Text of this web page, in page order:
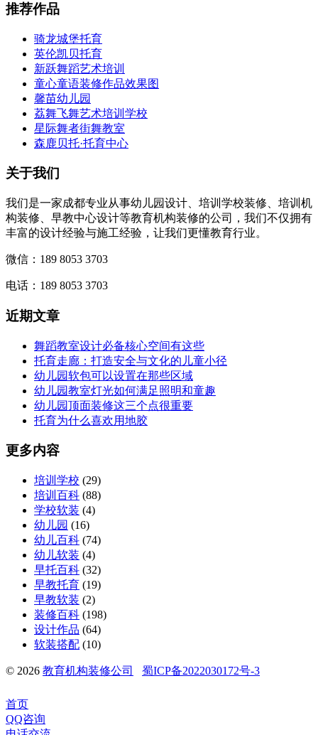
推荐作品
骑龙城堡托育
英伦凯贝托育
新跃舞蹈艺术培训
童心童语装修作品效果图
馨苗幼儿园
荔舞飞舞艺术培训学校
星际舞者街舞教室
森鹿贝托·托育中心
关于我们
我们是一家成都专业从事幼儿园设计、培训学校装修、培训机
构装修、早教中心设计等教育机构装修的公司，我们不仅拥有
丰富的设计经验与施工经验，让我们更懂教育行业。
微信：189 8053 3703
电话：189 8053 3703
近期文章
舞蹈教室设计必备核心空间有这些
托育走廊：打造安全与文化的儿童小径
幼儿园软包可以设置在那些区域
幼儿园教室灯光如何满足照明和童趣
幼儿园顶面装修这三个点很重要
托育为什么喜欢用地胶
更多内容
培训学校 (29)
培训百科 (88)
学校软装 (4)
幼儿园 (16)
幼儿百科 (74)
幼儿软装 (4)
早托百科 (32)
早教托育 (19)
早教软装 (2)
装修百科 (198)
设计作品 (64)
软装搭配 (10)
© 2026 教育机构装修公司 蜀ICP备2022030172号-3
首页
QQ咨询